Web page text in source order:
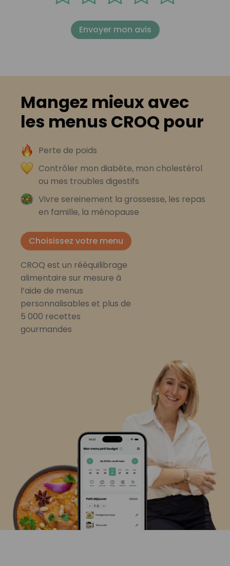
Envoyer mon avis
Mangez mieux avec
les menus CROQ pour
Perte de poids
Contrôler mon diabète, mon cholestérol
ou mes troubles digestifs
Vivre sereinement la grossesse, les repas
en famille, la ménopause
Choisissez votre menu
CROQ est un rééquilibrage
alimentaire sur mesure à
l’aide de menus
personnalisables et plus de
5 000 recettes
gourmandes